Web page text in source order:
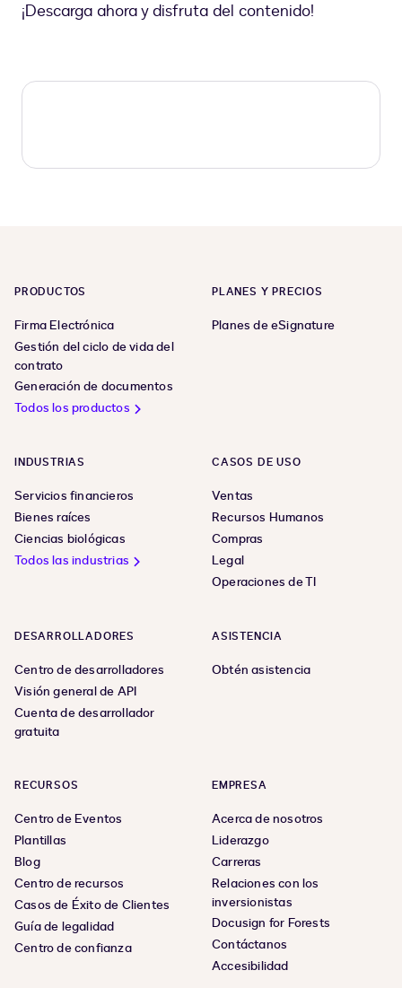
PRODUCTOS
Firma Electrónica
Gestión del ciclo de vida del
contrato
Generación de documentos
Todos los productos
PLANES Y PRECIOS
Planes de eSignature
INDUSTRIAS
Servicios financieros
Bienes raíces
Ciencias biológicas
Todos las industrias
CASOS DE USO
Ventas
Recursos Humanos
Compras
Legal
Operaciones de TI
DESARROLLADORES
Centro de desarrolladores
Visión general de API
Cuenta de desarrollador
gratuita
ASISTENCIA
Obtén asistencia
RECURSOS
Centro de Eventos
Plantillas
Blog
Centro de recursos
Casos de Éxito de Clientes
Guía de legalidad
Centro de confianza
EMPRESA
Acerca de nosotros
Liderazgo
Carreras
Relaciones con los
inversionistas
Docusign for Forests
Contáctanos
Accesibilidad